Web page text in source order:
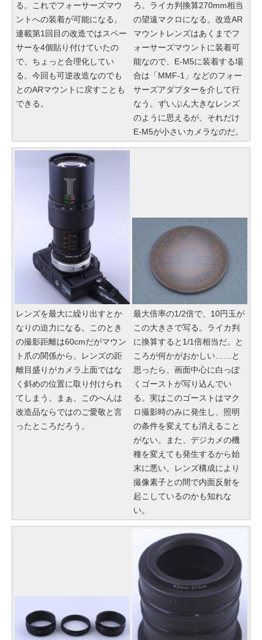
る。これでフォーサーズマウ
ントへの装着が可能になる。
連載第1回目の改造ではスペー
サーを4個貼り付けていたの
で、ちょっと合理化してい
る。今回も可逆改造なのでも
とのARマウントに戻すことも
できる。
ろ。ライカ判換算270mm相当
の望遠マクロになる。改造AR
マウントレンズはあくまでフ
ォーサーズマウントに装着可
能なので、E-M5に装着する場
合は「MMF-1」などのフォー
サーズアダプターを介して行
なう。ずいぶん大きなレンズ
のように思えるが、それだけ
E-M5が小さいカメラなのだ。
レンズを最大に繰り出すとか
なりの迫力になる。このとき
の撮影距離は60cmだがマウン
ト爪の関係から、レンズの距
離目盛りがカメラ上面ではな
く斜めの位置に取り付けられ
てしまう。まぁ、このへんは
改造品ならではのご愛敬と言
ったところだろう。
最大倍率の1/2倍で、10円玉が
この大きさで写る。ライカ判
に換算すると1/1倍相当だ。と
ころが何かがおかしい……と
思ったら、画面中心に白っぽ
くゴーストが写り込んでい
る。実はこのゴーストはマク
ロ撮影時のみに発生し、照明
の条件を変えても消えること
がない。また、デジカメの機
種を変えても発生するから始
末に悪い。レンズ構成により
撮像素子との間で内面反射を
起こしているのかも知れな
い。